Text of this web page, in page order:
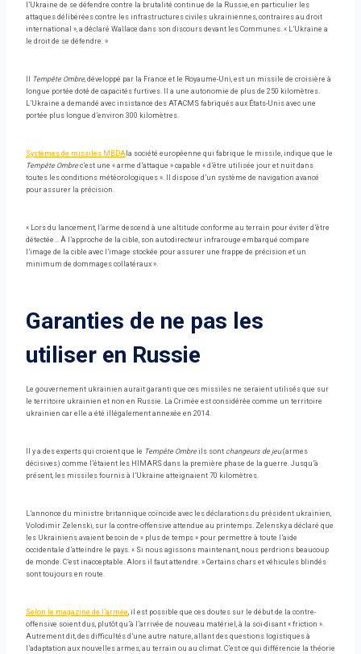
l’Ukraine de se défendre contre la brutalité continue de la Russie, en particulier les
attaques délibérées contre les infrastructures civiles ukrainiennes, contraires au droit
international », a déclaré Wallace dans son discours devant les Communes. « L’Ukraine a
le droit de se défendre. »
Tempête Ombre, développé par la France et le Royaume-Uni, est un missile de croisière à
longue portée doté de capacités furtives. Il a une autonomie de plus de 250 kilomètres.
L’Ukraine a demandé avec insistance des ATACMS fabriqués aux États-Unis avec une
portée plus longue d’environ 300 kilomètres.
Systèmes de missiles MBDA la société européenne qui fabrique le missile, indique que le
Tempête Ombre c’est une « arme d’attaque » capable « d’être utilisée jour et nuit dans
toutes les conditions météorologiques ». Il dispose d’un système de navigation avancé
pour assurer la précision.
« Lors du lancement, l’arme descend à une altitude conforme au terrain pour éviter d’être
détectée… À l’approche de la cible, son autodirecteur infrarouge embarqué compare
l’image de la cible avec l’image stockée pour assurer une frappe de précision et un
minimum de dommages collatéraux ».
Garanties de ne pas les
utiliser en Russie
Le gouvernement ukrainien aurait garanti que ces missiles ne seraient utilisés que sur
le territoire ukrainien et non en Russie. La Crimée est considérée comme un territoire
ukrainien car elle a été illégalement annexée en 2014.
Il y a des experts qui croient que le Tempête Ombre ils sont changeurs de jeu(armes
décisives) comme l’étaient les HIMARS dans la première phase de la guerre. Jusqu’à
présent, les missiles fournis à l’Ukraine atteignaient 70 kilomètres.
L’annonce du ministre britannique coïncide avec les déclarations du président ukrainien,
Volodimir Zelenski, sur la contre-offensive attendue au printemps. Zelensky a déclaré que
les Ukrainiens avaient besoin de « plus de temps » pour permettre à toute l’aide
occidentale d’atteindre le pays. « Si nous agissons maintenant, nous perdrions beaucoup
de monde. C’est inacceptable. Alors il faut attendre. » Certains chars et véhicules blindés
sont toujours en route.
Selon le magazine de l’armée, il est possible que ces doutes sur le début de la contre-
offensive soient dus, plutôt qu’à l’arrivée de nouveau matériel, à la soi-disant « friction ».
Autrement dit, des difficultés d’une autre nature, allant des questions logistiques à
l’adaptation aux nouvelles armes, au terrain ou au climat. C’est ce qui différencie la théorie